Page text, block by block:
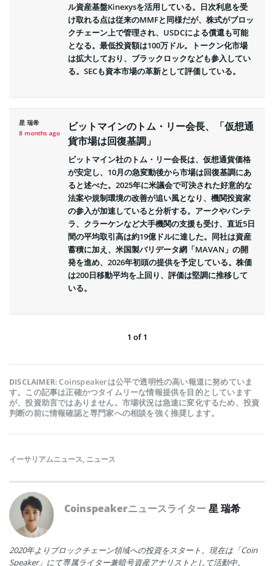
ル資産基盤Kinexysを活用している。日次利息を受
け取れる点は従来のMMFと同様だが、株式がブロッ
クチェーン上で管理され、USDCによる償還も可能
となる。最低投資額は100万ドル。トークン化市場
は拡大しており、ブラックロックなども参入してい
る。SECも資本市場の革新として評価している。
星 瑞希
8 months ago
ビットマインのトム・リー会長、「仮想通
貨市場は回復基調」
ビットマイン社のトム・リー会長は、仮想通貨価格
が安定し、10月の急変動後から市場は回復基調にあ
ると述べた。2025年に米議会で可決された好意的な
法案や規制環境の改善が追い風となり、機関投資家
の参入が加速していると分析する。アークやパンテ
ラ、クラーケンなど大手機関の支援も受け、直近5日
間の平均取引高は約19億ドルに達した。同社は資産
蓄積に加え、米国製バリデータ網「MAVAN」の開
発を進め、2026年初頭の提供を予定している。株価
は200日移動平均を上回り、評価は堅調に推移して
いる。
1 of1
DISCLAIMER:Coinspeakerは公平で透明性の高い報道に努めていま
す。この記事は正確かつタイムリーな情報提供を目的としています
が、投資助言ではありません。市場状況は急速に変化するため、投資
判断の前に情報確認と専門家への相談を強く推奨します。
イーサリアムニュース, ニュース
Coinspeakerニュースライター星 瑞希
2020年よりブロックチェーン領域への投資をスタート。現在は「Coin
Speaker」にて専属ライター兼暗号資産アナリストとして活動中。